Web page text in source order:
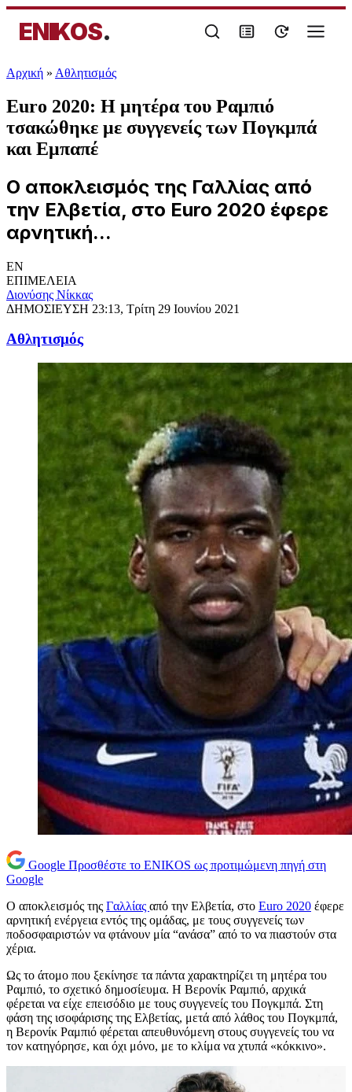
ENIKOS.
Αρχική » Αθλητισμός
Euro 2020: Η μητέρα του Ραμπιό
τσακώθηκε με συγγενείς των Πογκμπά
και Εμπαπέ
Ο αποκλεισμός της Γαλλίας από
την Ελβετία, στο Euro 2020 έφερε
αρνητική...
EN
ΕΠΙΜΕΛΕΙΑ
Διονύσης Νίκκας
ΔΗΜΟΣΙΕΥΣΗ 23:13, Τρίτη 29 Ιουνίου 2021
Αθλητισμός
Google Προσθέστε το ENIKOS ως προτιμώμενη πηγή στη
Google
Ο αποκλεισμός της Γαλλίας από την Ελβετία, στο Euro 2020 έφερε
αρνητική ενέργεια εντός της ομάδας, με τους συγγενείς των
ποδοσφαιριστών να φτάνουν μία “ανάσα” από το να πιαστούν στα
χέρια.
Ως το άτομο που ξεκίνησε τα πάντα χαρακτηρίζει τη μητέρα του
Ραμπιό, το σχετικό δημοσίευμα. Η Βερονίκ Ραμπιό, αρχικά
φέρεται να είχε επεισόδιο με τους συγγενείς του Πογκμπά. Στη
φάση της ισοφάρισης της Ελβετίας, μετά από λάθος του Πογκμπά,
η Βερονίκ Ραμπιό φέρεται απευθυνόμενη στους συγγενείς του να
τον κατηγόρησε, και όχι μόνο, με το κλίμα να χτυπά «κόκκινο».